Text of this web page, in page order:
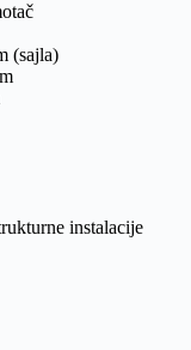
(sajla)
instalacije